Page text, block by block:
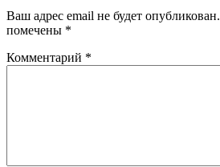
Ваш адрес email не будет опубликован.
помечены *
Комментарий *